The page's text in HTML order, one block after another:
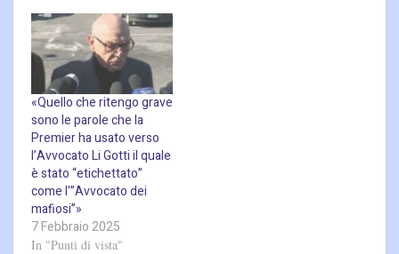
«Quello che ritengo grave
sono le parole che la
Premier ha usato verso
l’Avvocato Li Gotti il quale
è stato “etichettato”
come l'”Avvocato dei
mafiosi”»
7 Febbraio 2025
In "Punti di vista"